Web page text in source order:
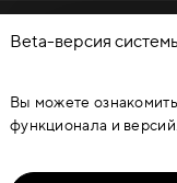
© Каталог дверей
являются
копирование,
ФЕДЕРАЦИИ ОТ
Beta-версия
Вы можете
функционала и версий.